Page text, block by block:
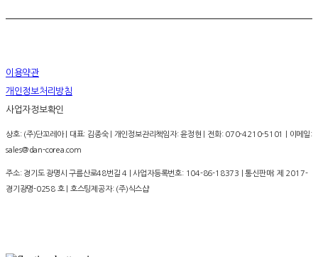
이용약관
개인정보처리방침
사업자정보확인
상호: (주)단꼬레아 | 대표: 김종숙 | 개인정보관리책임자: 윤정현 | 전화: 070-4210-5101 | 이메일:
sales@dan-corea.com
주소: 경기도 광명시 구름산로48번길 4 | 사업자등록번호: 104-86-18373 | 통신판매: 제 2017-
경기광명-0258 호| 호스팅제공자: (주)식스샵